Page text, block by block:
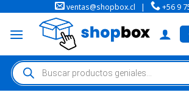
ventas@shopbox.cl | +56 9